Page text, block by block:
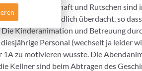
ob. Poollandschaft und Rutschen
Liegen vorbildlich überdacht, so
Kinderanimation und Betreuung
Personal (wechselt ja leider
zu motivieren wusste. Die
Kellner sind beim Abtragen des